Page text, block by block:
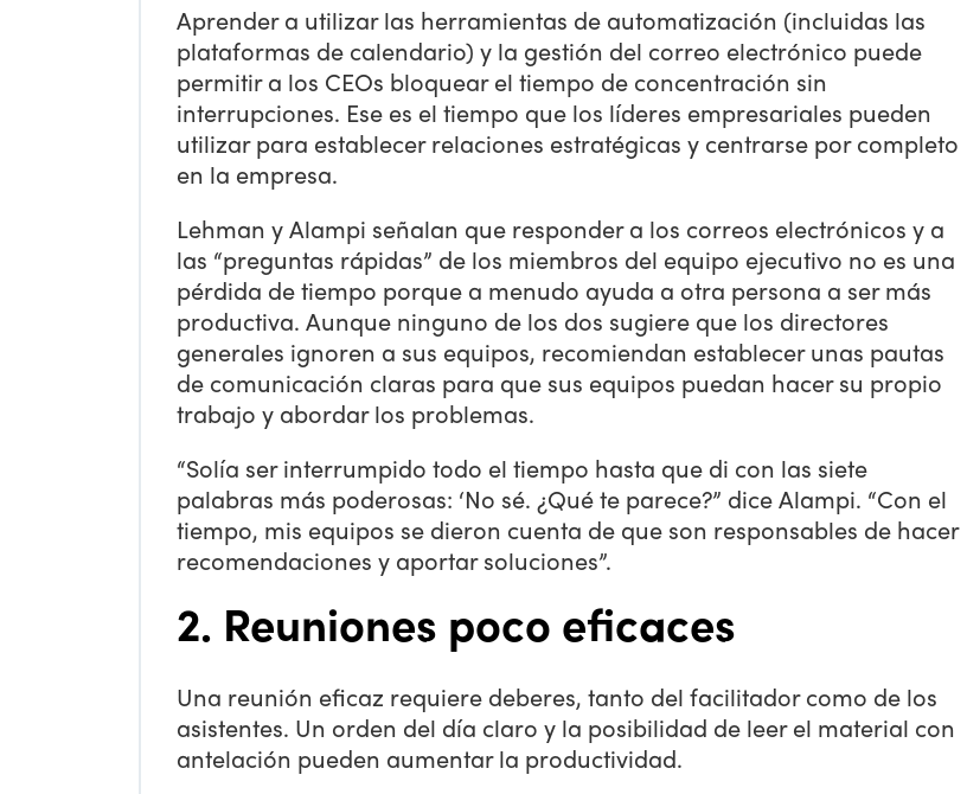
Aprender a utilizar las herramientas de automatización (incluidas las
plataformas de calendario) y la gestión del correo electrónico puede
permitir a los CEOs bloquear el tiempo de concentración sin
interrupciones. Ese es el tiempo que los líderes empresariales pueden
utilizar para establecer relaciones estratégicas y centrarse por completo
en la empresa.
Lehman y Alampi señalan que responder a los correos electrónicos y a
las “preguntas rápidas” de los miembros del equipo ejecutivo no es una
pérdida de tiempo porque a menudo ayuda a otra persona a ser más
productiva. Aunque ninguno de los dos sugiere que los directores
generales ignoren a sus equipos, recomiendan establecer unas pautas
de comunicación claras para que sus equipos puedan hacer su propio
trabajo y abordar los problemas.
“Solía ser interrumpido todo el tiempo hasta que di con las siete
palabras más poderosas: ‘No sé. ¿Qué te parece?” dice Alampi. “Con el
tiempo, mis equipos se dieron cuenta de que son responsables de hacer
recomendaciones y aportar soluciones”.
2. Reuniones poco eficaces
Una reunión eficaz requiere deberes, tanto del facilitador como de los
asistentes. Un orden del día claro y la posibilidad de leer el material con
antelación pueden aumentar la productividad.